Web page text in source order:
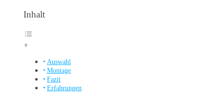
Inhalt
Auswahl
Montage
Fazit
Erfahrungen